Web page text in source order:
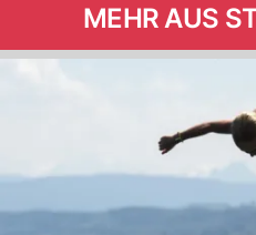
MEHR AUS